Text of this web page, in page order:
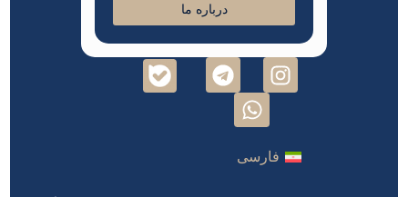
درباره ما
فارسی